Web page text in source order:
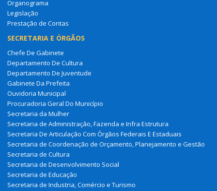
Organograma
Legislação
Prestação de Contas
SECRETARIA E ÓRGÃOS
Chefe De Gabinete
Departamento De Cultura
Departamento De Juventude
Gabinete Da Prefeita
Ouvidoria Municipal
Procuradoria Geral Do Município
Secretaria da Mulher
Secretaria de Administração, Fazenda e Infra Estrutura
Secretaria De Articulação Com Órgãos Federais E Estaduais
Secretaria de Coordenação de Orçamento, Planejamento e Gestão
Secretaria de Cultura
Secretaria de Desenvolvimento Social
Secretaria de Educação
Secretaria de Industria, Comércio e Turismo